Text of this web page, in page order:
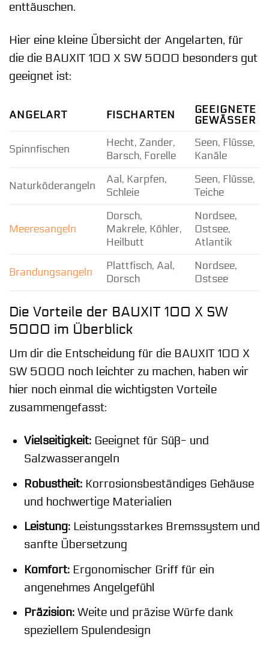
enttäuschen.
Hier eine kleine Übersicht der Angelarten, für
die die BAUXIT 100 X SW 5000 besonders gut
geeignet ist:
ANGELART FISCHARTEN
GEEIGNETE
GEWÄSSER
Spinnfischen
Hecht, Zander,
Barsch, Forelle
Seen, Flüsse,
Kanäle
Naturköderangeln
Aal, Karpfen,
Schleie
Seen, Flüsse,
Teiche
Meeresangeln
Dorsch,
Makrele, Köhler,
Heilbutt
Nordsee,
Ostsee,
Atlantik
Brandungsangeln
Plattfisch, Aal,
Dorsch
Nordsee,
Ostsee
Die Vorteile der BAUXIT 100 X SW
5000 im Überblick
Um dir die Entscheidung für die BAUXIT 100 X
SW 5000 noch leichter zu machen, haben wir
hier noch einmal die wichtigsten Vorteile
zusammengefasst:
Vielseitigkeit:Geeignet für Süß- und
Salzwasserangeln
Robustheit:Korrosionsbeständiges Gehäuse
und hochwertige Materialien
Leistung:Leistungsstarkes Bremssystem und
sanfte Übersetzung
Komfort:Ergonomischer Griff für ein
angenehmes Angelgefühl
Präzision:Weite und präzise Würfe dank
speziellem Spulendesign